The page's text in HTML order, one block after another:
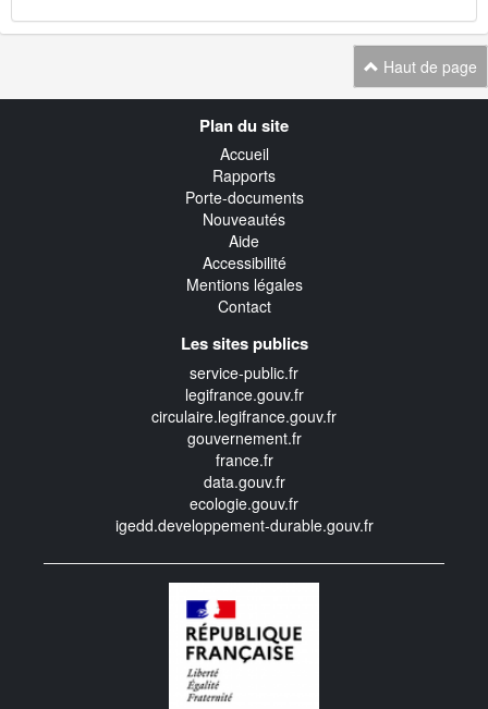
Haut de page
Plan du site
Accueil
Rapports
Porte-documents
Nouveautés
Aide
Accessibilité
Mentions légales
Contact
Les sites publics
service-public.fr
legifrance.gouv.fr
circulaire.legifrance.gouv.fr
gouvernement.fr
france.fr
data.gouv.fr
ecologie.gouv.fr
igedd.developpement-durable.gouv.fr